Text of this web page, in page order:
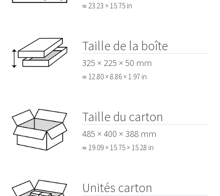
≈ 23.23 × 15.75 in
Taille de la boîte
325 × 225 × 50 mm
≈ 12.80 × 8.86 × 1.97 in
Taille du carton
485 × 400 × 388 mm
≈ 19.09 × 15.75 × 15.28 in
Unités carton